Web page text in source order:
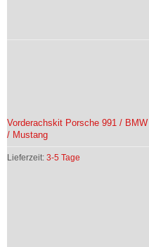
Vorderachskit Porsche 991 /
/ Mustang
Lieferzeit: 3-5 Tage